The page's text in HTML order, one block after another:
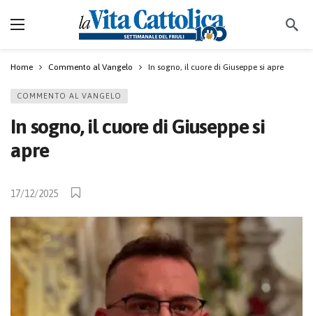
Home Commento al Vangelo In sogno, il cuore di Giuseppe si apre
COMMENTO AL VANGELO
In sogno, il cuore di Giuseppe si
apre
17/12/2025